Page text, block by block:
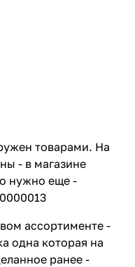
товарами. На
- в магазине
нужно еще -
ассортименте -
одна которая на
ранее -